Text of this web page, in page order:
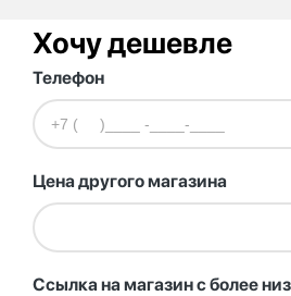
Хочу дешевле
Телефон
Цена другого магазина
Ссылка на магазин с более